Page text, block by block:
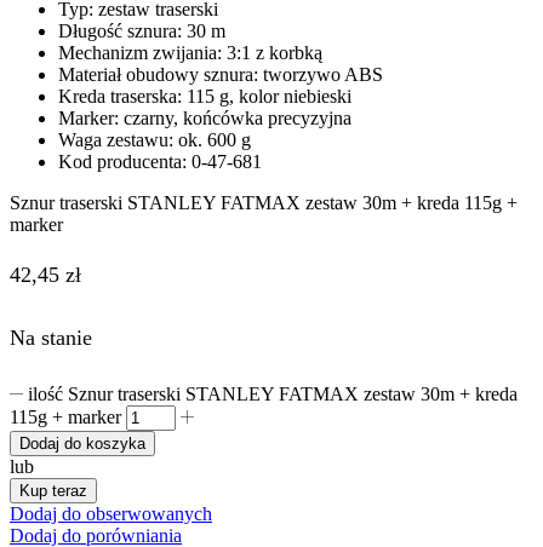
Typ: zestaw traserski
Długość sznura: 30 m
Mechanizm zwijania: 3:1 z korbką
Materiał obudowy sznura: tworzywo ABS
Kreda traserska: 115 g, kolor niebieski
Marker: czarny, końcówka precyzyjna
Waga zestawu: ok. 600 g
Kod producenta: 0-47-681
Sznur traserski STANLEY FATMAX zestaw 30m + kreda 115g +
marker
42,45 zł
Na stanie
ilość Sznur traserski STANLEY FATMAX zestaw 30m + kreda
115g + marker
Dodaj do koszyka
lub
Kup teraz
Dodaj do obserwowanych
Dodaj do porówniania